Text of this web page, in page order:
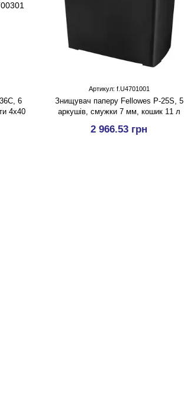
6
4х40
Артикул: f.U4701001
Знищувач паперу Fellowes P-25S, 5
аркушів, смужки 7 мм, кошик 11 л
2 966.53 грн